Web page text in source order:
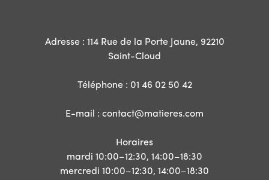
Adresse : 114 Rue de la Porte Jaune, 92210
Saint-Cloud
Téléphone : 01 46 02 50 42
E-mail : contact@matieres.com
Horaires
mardi 10:00–12:30, 14:00–18:30
mercredi 10:00–12:30, 14:00–18:30